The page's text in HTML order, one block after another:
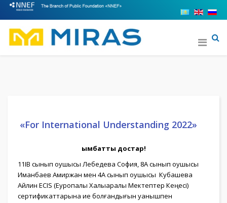
«For International Understanding 2022»
Қымбатты достар!
11IB сынып оқушысы Лебедева София, 8А сынып оқушысы
Иманбаев Амиржан мен 4А сынып оқушысы Кубашева
Айлин ECIS (Еуропалық Халықаралық Мектептер Кеңесі)
сертификаттарына ие болғандығын қуанышпен